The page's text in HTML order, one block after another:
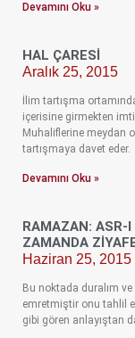
Devamını Oku »
HAL ÇARESI
Aralık 25, 2015
İlim tartışma
içerisine girmekten
Muhaliflerine meydan
tartışmaya davet eder.
Devamını Oku »
RAMAZAN: ASR-I
ZAMANDA
Haziran 25, 2015
Bu noktada duralım
emretmiştir onu tahlil
gibi gören anlayıştan